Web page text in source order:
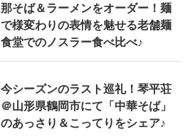
那そば＆ラーメンをオーダー！麺
で様変わりの表情を魅せる老舗麺
食堂でのノスラー食べ比べ♪
今シーズンのラスト巡礼！琴平荘
＠山形県鶴岡市にて「中華そば」
のあっさり＆こってりをシェア♪